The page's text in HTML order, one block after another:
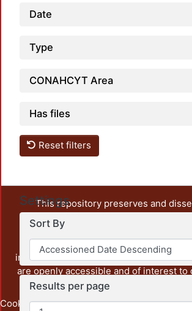
Date
Type
CONAHCYT Area
Has files
Reset filters
Settings
Sort By
Results per page
This repository preserves and
unrestricted open access, the teaching
output of UAM Azcapotzalco. It also
administrative and graphic
institution, as well as content from
are openly accessible and of interest to
Cookie Privacy End User Send